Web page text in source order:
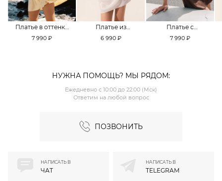
Платье в оттенке
Pale Banana
7 990 ₽
Платье из
смесовой вискозы
6 990 ₽
Платье с
кружевной
7 990 ₽
НУЖНА ПОМОЩЬ? МЫ РЯДОМ:
ПОЗВОНИТЬ
Ежедневно с 10:00 до 22:00 (Мск)
Ответим на любой вопрос
НАПИСАТЬ В
ЧАТ
НАПИСАТЬ В
TELEGRAM